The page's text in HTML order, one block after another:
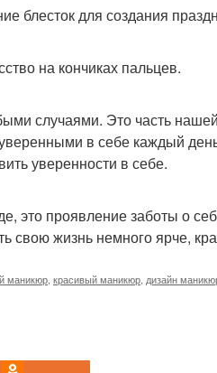
блесток для создания
на кончиках пальцев.
случаями. Это часть
в себе каждый
уверенности в себе.
это проявление заботы о
свою жизнь немного ярче,
маникюр красивый маникюр дизайн